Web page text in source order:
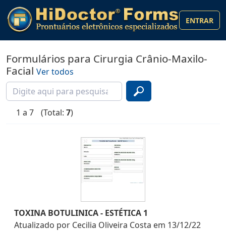
ENTRAR
Formulários para Cirurgia Crânio-Maxilo-
Facial Ver todos
1 a 7 (Total: 7)
TOXINA BOTULINICA - ESTÉTICA 1
Atualizado por Cecilia Oliveira Costa em 13/12/22